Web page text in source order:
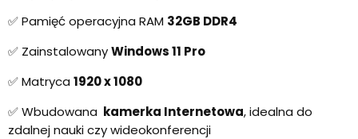
✅ Pamięć operacyjna RAM 32GB DDR4
✅ ZainstalowanyWindows 11 Pro
✅ Matryca 1920 x 1080
✅ Wbudowana kamerka Internetowa, idealna do
zdalnej nauki czy wideokonferencji